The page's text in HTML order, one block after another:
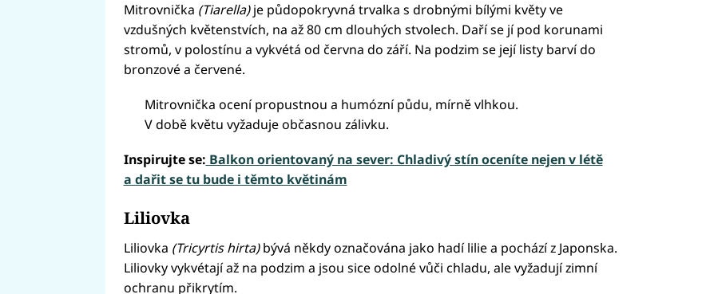
Mitrovnička (Tiarella)je půdopokryvná trvalka s drobnými bílými květy ve
vzdušných květenstvích, na až 80 cm dlouhých stvolech. Daří se jí pod korunami
stromů, v polostínu a vykvétá od června do září. Na podzim se její listy barví do
bronzové a červené.
Mitrovnička ocení propustnou a humózní půdu, mírně vlhkou.
V době květu vyžaduje občasnou zálivku.
Inspirujte se: Balkon orientovaný na sever: Chladivý stín oceníte nejen v létě
a dařit se tu bude i těmto květinám
Liliovka
Liliovka (Tricyrtis hirta)bývá někdy označována jako hadí lilie a pochází z Japonska.
Liliovky vykvétají až na podzim a jsou sice odolné vůči chladu, ale vyžadují zimní
ochranu přikrytím.